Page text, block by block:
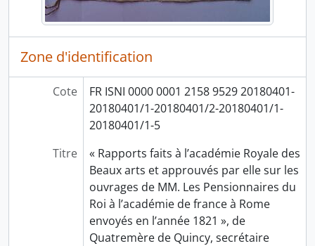
Zone d'identification
Cote
FR ISNI 0000 0001 2158 9529 20180401-
20180401/1-20180401/2-20180401/1-
20180401/1-5
Titre
« Rapports faits à l’académie Royale des
Beaux arts et approuvés par elle sur les
ouvrages de MM. Les Pensionnaires du
Roi à l’académie de france à Rome
envoyés en l’année 1821 », de
Quatremère de Quincy, secrétaire